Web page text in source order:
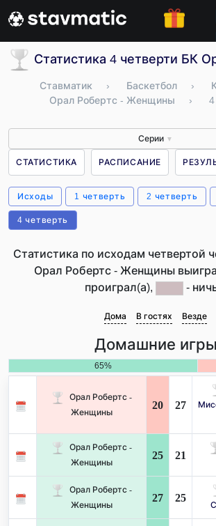
Статистика 4 четверти БК
Ставматик › Баскетбол ›
Орал Робертс - Женщины
›
Серии ▼
СТАТИСТИКА РАСПИСАНИЕ
Исходы 1 четверть 2 четверть
4 четверть
Статистика по исходам четвертой
Орал Робертс - Женщины
проиграл(а),
-
Дома В гостях Везде
Домашние игры
65%
Орал Робертс -
Женщины
20 27
Орал Робертс -
Женщины
25 21
Орал Робертс -
Женщины
27 25